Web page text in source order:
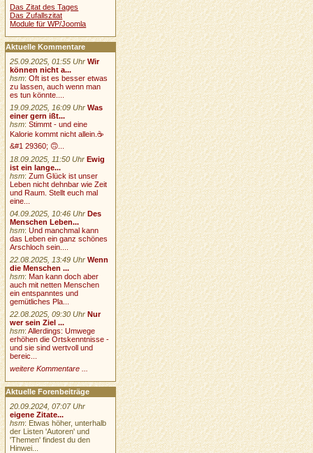
Das Zitat des Tages
Das Zufallszitat
Module für WP/Joomla
Aktuelle Kommentare
25.09.2025, 01:55 Uhr Wir
können nicht a...
hsm:Oft ist es besser etwas
zu lassen, auch wenn man
es tun könnte....
19.09.2025, 16:09 Uhr Was
einer gern ißt...
hsm:Stimmt - und eine
Kalorie kommt nicht allein.☕
&#1 29360; 🙃...
18.09.2025, 11:50 Uhr Ewig
ist ein lange...
hsm:Zum Glück ist unser
Leben nicht dehnbar wie Zeit
und Raum. Stellt euch mal
eine...
04.09.2025, 10:46 Uhr Des
Menschen Leben...
hsm:Und manchmal kann
das Leben ein ganz schönes
Arschloch sein....
22.08.2025, 13:49 Uhr Wenn
die Menschen ...
hsm:Man kann doch aber
auch mit netten Menschen
ein entspanntes und
gemütliches Pla...
22.08.2025, 09:30 Uhr Nur
wer sein Ziel ...
hsm:Allerdings: Umwege
erhöhen die Ortskenntnisse -
und sie sind wertvoll und
bereic...
weitere Kommentare ...
Aktuelle Forenbeiträge
20.09.2024, 07:07 Uhr
eigene Zitate...
hsm: Etwas höher, unterhalb
der Listen 'Autoren' und
'Themen' findest du den
Hinwei...